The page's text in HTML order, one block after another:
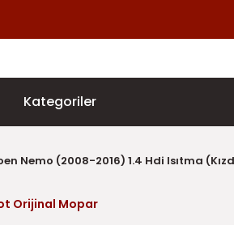
Kategoriler
Nemo (2008-2016) 1.4 Hdi Isıtma
Orijinal Mopar